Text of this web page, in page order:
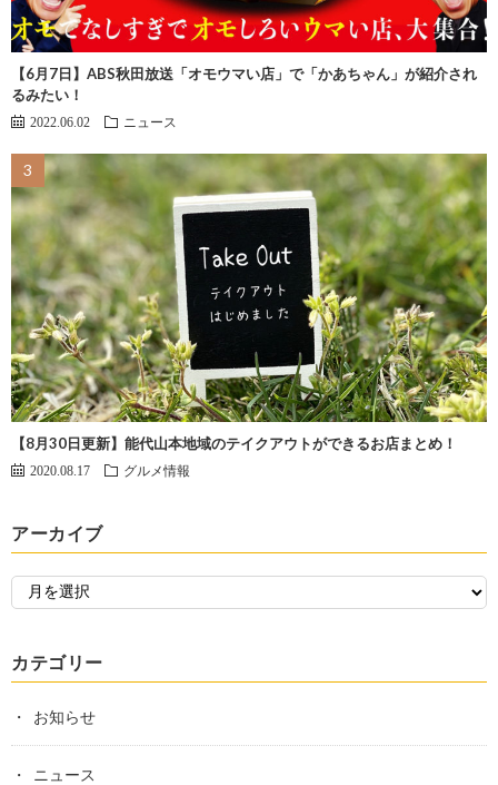
【6月7日】ABS秋田放送「オモウマい店」で「かあちゃん」が紹介され
るみたい！
2022.06.02 ニュース
【8月30日更新】能代山本地域のテイクアウトができるお店まとめ！
2020.08.17 グルメ情報
アーカイブ
カテゴリー
お知らせ
ニュース